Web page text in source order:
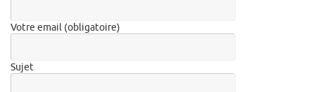
Votre email (obligatoire)
Sujet